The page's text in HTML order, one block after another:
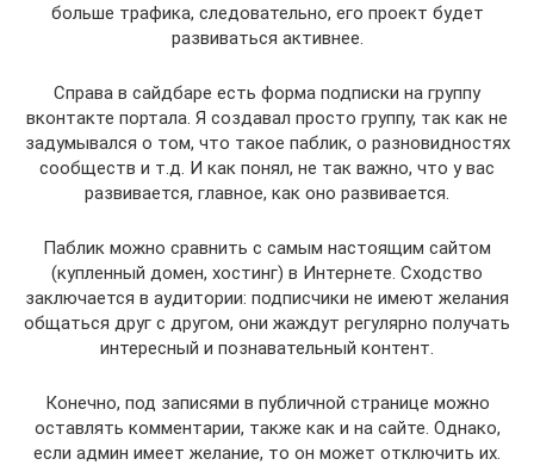
больше трафика, следовательно, его проект будет
развиваться активнее.
Справа в сайдбаре есть форма подписки на группу
вконтакте портала. Я создавал просто группу, так как не
задумывался о том, что такое паблик, о разновидностях
сообществ и т.д. И как понял, не так важно, что у вас
развивается, главное, как оно развивается.
Паблик можно сравнить с самым настоящим сайтом
(купленный домен, хостинг) в Интернете. Сходство
заключается в аудитории: подписчики не имеют желания
общаться друг с другом, они жаждут регулярно получать
интересный и познавательный контент.
Конечно, под записями в публичной странице можно
оставлять комментарии, также как и на сайте. Однако,
если админ имеет желание, то он может отключить их.